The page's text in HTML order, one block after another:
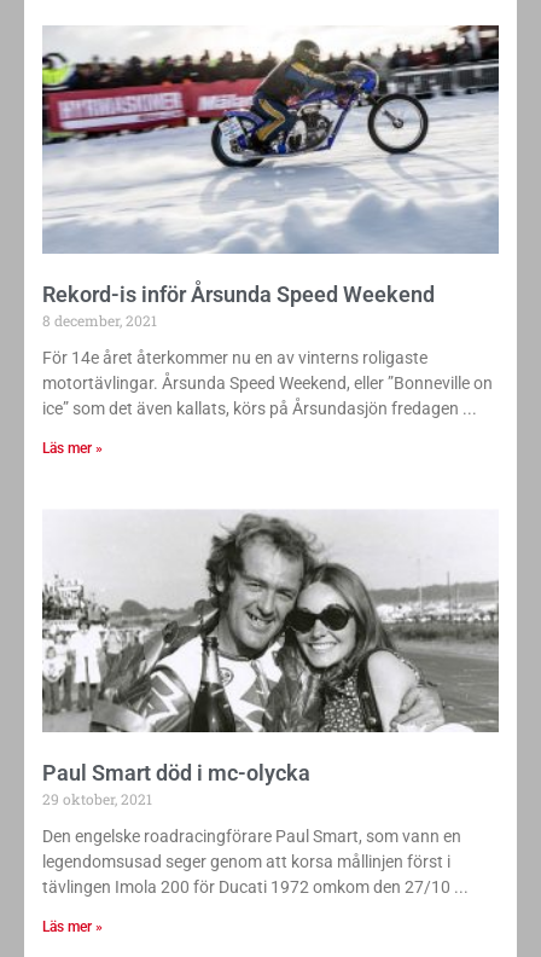
Rekord-is inför Årsunda Speed Weekend
8 december, 2021
För 14e året återkommer nu en av vinterns roligaste
motortävlingar. Årsunda Speed Weekend, eller ”Bonneville on
ice” som det även kallats, körs på Årsundasjön fredagen
Läs mer »
Paul Smart död i mc-olycka
29 oktober, 2021
Den engelske roadracingförare Paul Smart, som vann en
legendomsusad seger genom att korsa mållinjen först i
tävlingen Imola 200 för Ducati 1972 omkom den 27/10
Läs mer »